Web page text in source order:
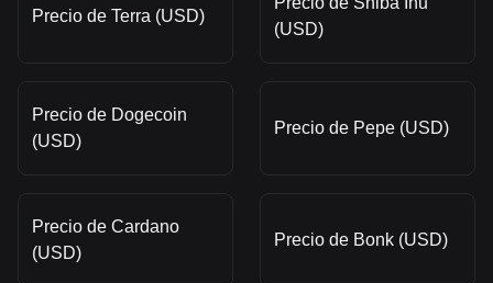
Precio de Terra (USD)
(USD)
Precio de Dogecoin
(USD)
Precio de Pepe (USD)
Precio de Cardano
(USD)
Precio de Bonk (USD)